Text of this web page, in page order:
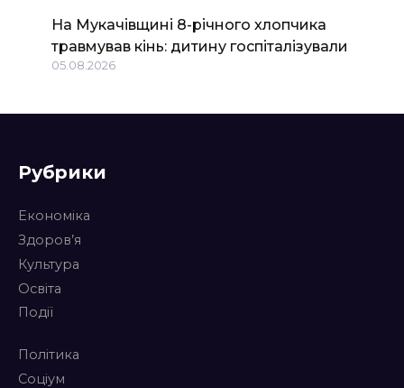
На Мукачівщині 8-річного хлопчика
травмував кінь: дитину госпіталізували
05.08.2026
Рубрики
Економіка
Здоров’я
Культура
Освіта
Події
Політика
Соціум